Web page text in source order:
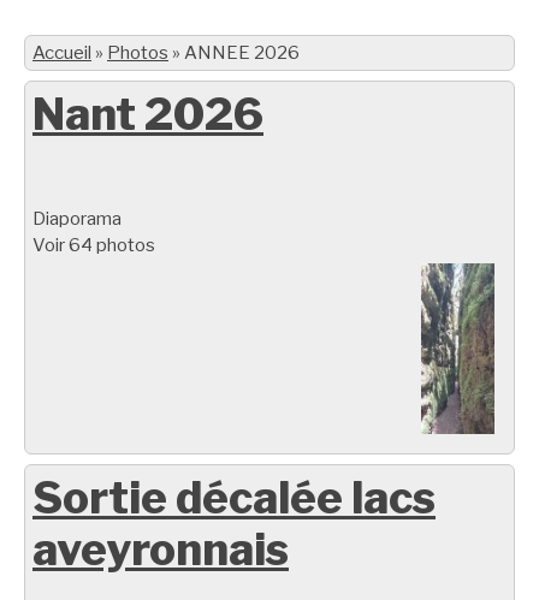
Accueil » Photos » ANNEE 2026
Nant 2026
Diaporama
Voir 64 photos
Sortie décalée lacs
aveyronnais